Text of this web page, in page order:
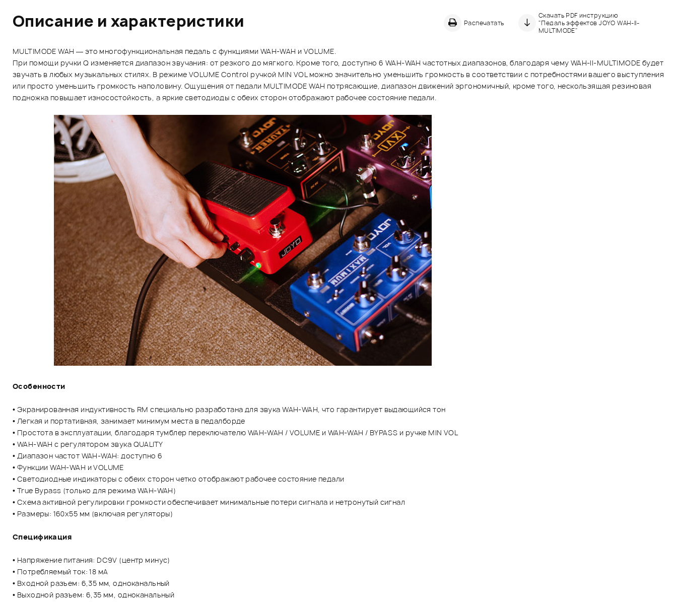
Описание и характеристики Распечатать
Скачать PDF инструкцию
"Педаль эффектов JOYO WAH-II-
MULTIMODE"
MULTIMODE WAH — это многофункциональная педаль с функциями WAH-WAH и VOLUME.
При помощи ручки Q изменяется диапазон звучания: от резкого до мягкого. Кроме того, доступно 6 WAH-WAH частотных диапазонов, благодаря чему WAH-II-MULTIMODE будет
звучать в любых музыкальных стилях. В режиме VOLUME Control ручкой MIN VOL можно значительно уменьшить громкость в соответствии с потребностями вашего выступления
или просто уменьшить громкость наполовину. Ощущения от педали MULTIMODE WAH потрясающие, диапазон движений эргономичный, кроме того, нескользящая резиновая
подножка повышает износостойкость, а яркие светодиоды с обеих сторон отображают рабочее состояние педали.
Особенности
• Экранированная индуктивность RM специально разработана для звука WAH-WAH, что гарантирует выдающийся тон
• Легкая и портативная, занимает минимум места в педалборде
• Простота в эксплуатации, благодаря тумблер переключателю WAH-WAH / VOLUME и WAH-WAH / BYPASS и ручке MIN VOL
• WAH-WAH с регулятором звука QUALITY
• Диапазон частот WAH-WAH: доступно 6
• Функции WAH-WAH и VOLUME
• Светодиодные индикаторы с обеих сторон четко отображают рабочее состояние педали
• True Bypass (только для режима WAH-WAH)
• Схема активной регулировки громкости обеспечивает минимальные потери сигнала и нетронутый сигнал
• Размеры: 160x55 мм (включая регуляторы)
Спецификация
• Напряжение питания: DC9V (центр минус)
• Потребляемый ток: 18 мА
• Входной разъем: 6,35 мм, одноканальный
• Выходной разъем: 6,35 мм, одноканальный